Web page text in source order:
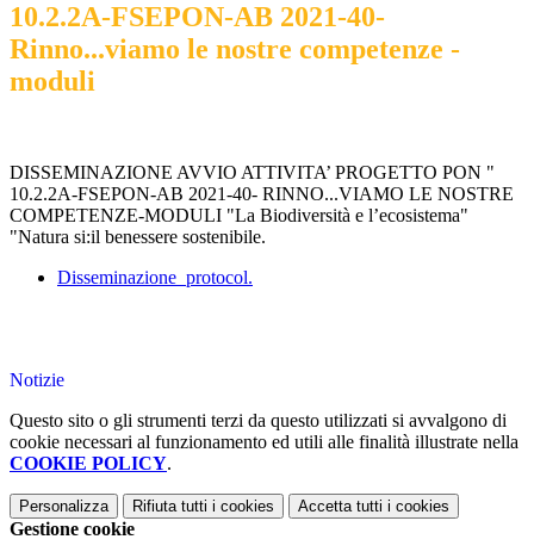
10.2.2A-FSEPON-AB 2021-40-
Rinno...viamo le nostre competenze -
moduli
DISSEMINAZIONE AVVIO ATTIVITA’ PROGETTO PON "
10.2.2A-FSEPON-AB 2021-40- RINNO...VIAMO LE NOSTRE
COMPETENZE-MODULI "La Biodiversità e l’ecosistema"
"Natura si:il benessere sostenibile.
Disseminazione_protocol.
Notizie
Questo sito o gli strumenti terzi da questo utilizzati si avvalgono di
cookie necessari al funzionamento ed utili alle finalità illustrate nella
COOKIE POLICY.
Personalizza Rifiuta tutti i cookies Accetta tutti i cookies
Gestione cookie